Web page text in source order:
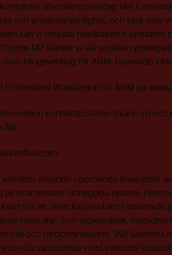
utvecklingsverktyg IAR
och användarvänlighet, och tack vare
kan vi erbjuda marknadens bredaste
M7 stärker vi vår position
för ARM-baserade
Embedded Workbench för ARM på
kontakta: Stefan Skarin vd och
AB:
världens ledande oberoende leverantör
processorer i inbyggda system.
för att utveckla produkter baserade
inom styr- och reglerteknik,
och fordonsindustrin. IAR Systems
och samarbetar med världens